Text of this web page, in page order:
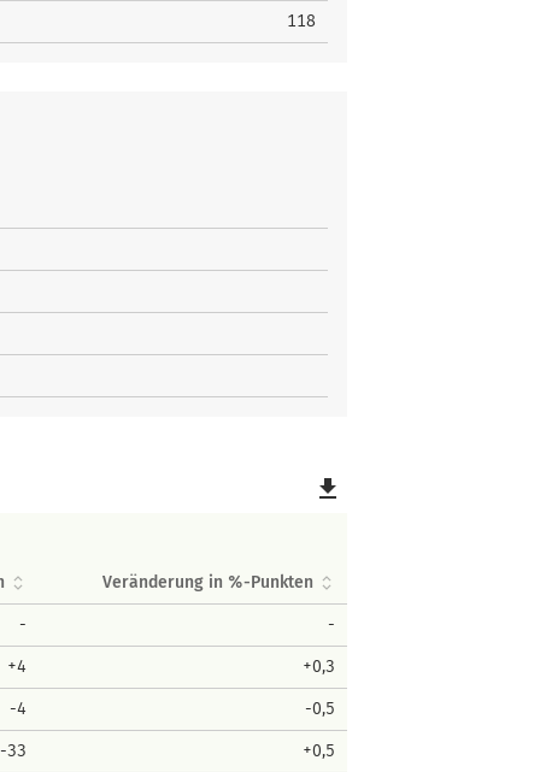
118
file_download
Veränderung in %-Punkten
- -
+4 +0,3
-4 -0,5
-33 +0,5